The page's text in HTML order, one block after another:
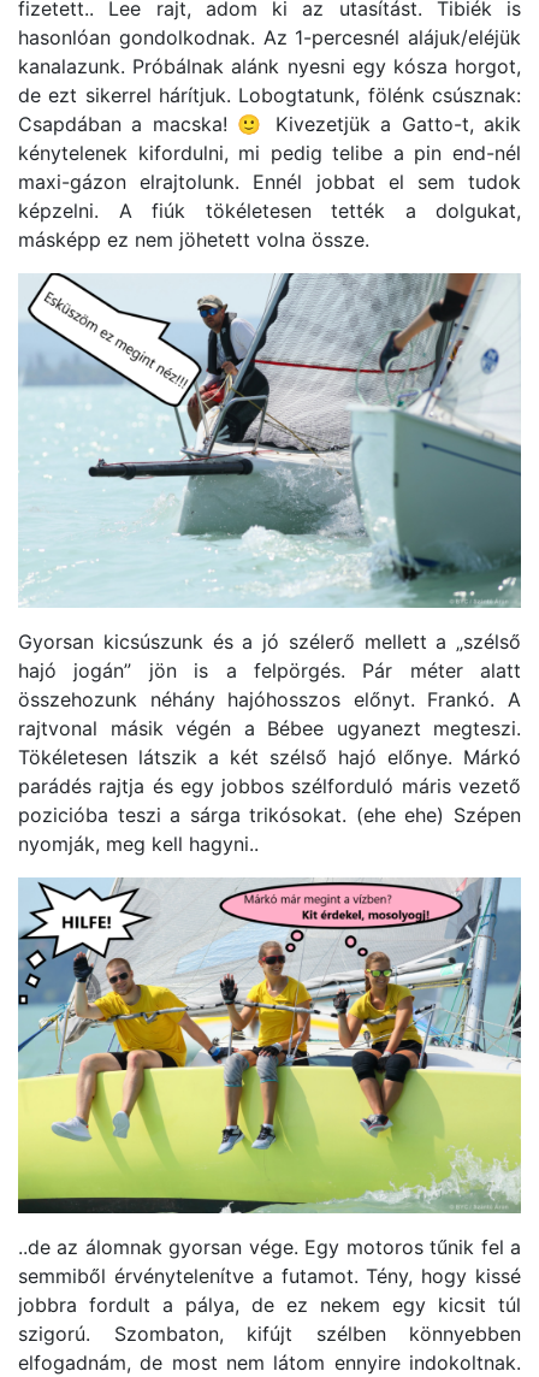
fizetett.. Lee rajt, adom ki az utasítást. Tibiék is
hasonlóan gondolkodnak. Az 1-percesnél alájuk/eléjük
kanalazunk. Próbálnak alánk nyesni egy kósza horgot,
de ezt sikerrel hárítjuk. Lobogtatunk, fölénk csúsznak:
Csapdában a macska! 🙂 Kivezetjük a Gatto-t, akik
kénytelenek kifordulni, mi pedig telibe a pin end-nél
maxi-gázon elrajtolunk. Ennél jobbat el sem tudok
képzelni. A fiúk tökéletesen tették a dolgukat,
másképp ez nem jöhetett volna össze.
Gyorsan kicsúszunk és a jó szélerő mellett a „szélső
hajó jogán” jön is a felpörgés. Pár méter alatt
összehozunk néhány hajóhosszos előnyt. Frankó. A
rajtvonal másik végén a Bébee ugyanezt megteszi.
Tökéletesen látszik a két szélső hajó előnye. Márkó
parádés rajtja és egy jobbos szélforduló máris vezető
pozicióba teszi a sárga trikósokat. (ehe ehe) Szépen
nyomják, meg kell hagyni..
..de az álomnak gyorsan vége. Egy motoros tűnik fel a
semmiből érvénytelenítve a futamot. Tény, hogy kissé
jobbra fordult a pálya, de ez nekem egy kicsit túl
szigorú. Szombaton, kifújt szélben könnyebben
elfogadnám, de most nem látom ennyire indokoltnak.